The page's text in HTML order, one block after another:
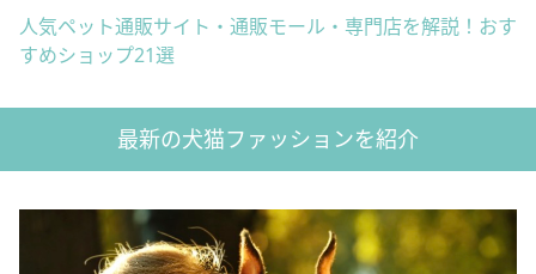
人気ペット通販サイト・通販モール・専門店を解説！おす
すめショップ21選
最新の犬猫ファッションを紹介